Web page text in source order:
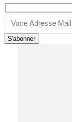
S'abonner